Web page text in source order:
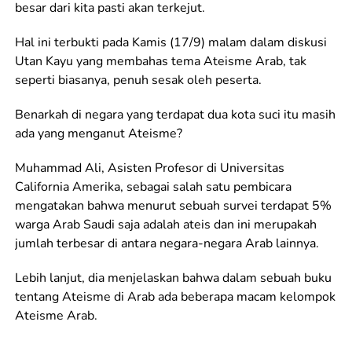
besar dari kita pasti akan terkejut.
Hal ini terbukti pada Kamis (17/9) malam dalam diskusi
Utan Kayu yang membahas tema Ateisme Arab, tak
seperti biasanya, penuh sesak oleh peserta.
Benarkah di negara yang terdapat dua kota suci itu masih
ada yang menganut Ateisme?
Muhammad Ali, Asisten Profesor di Universitas
California Amerika, sebagai salah satu pembicara
mengatakan bahwa menurut sebuah survei terdapat 5%
warga Arab Saudi saja adalah ateis dan ini merupakah
jumlah terbesar di antara negara-negara Arab lainnya.
Lebih lanjut, dia menjelaskan bahwa dalam sebuah buku
tentang Ateisme di Arab ada beberapa macam kelompok
Ateisme Arab.